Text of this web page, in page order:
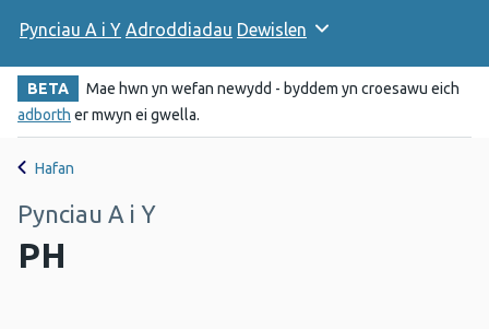
Pynciau A i Y Adroddiadau Dewislen
BETA
Mae hwn yn wefan newydd - byddem yn croesawu eich
adborth er mwyn ei gwella.
Hafan
Pynciau A i Y
PH